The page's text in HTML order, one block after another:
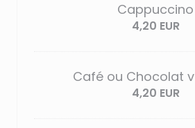
Cappuccino
4,20 EUR
Café ou Chocolat
4,20 EUR